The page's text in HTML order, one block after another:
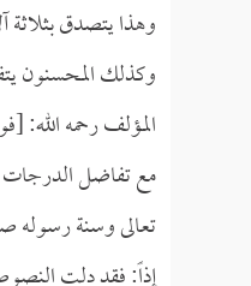
وهذا يتصدق
وكذلك المحسنون
المؤلف رحمه الله:
مع تفاضل الدرجات
تعالى وسنة رسوله